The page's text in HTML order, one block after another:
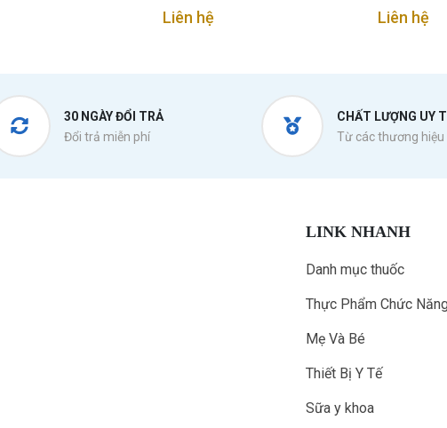
Liên hệ
Mineral
Liên hệ
30 NGÀY ĐỔI TRẢ
Đổi trả miễn phí
CHẤT LƯỢNG UY
Từ các thương hiệu
LINK NHANH
Danh mục thuốc
Thực Phẩm Chức
Mẹ Và Bé
Thiết Bị Y Tế
Sữa y khoa